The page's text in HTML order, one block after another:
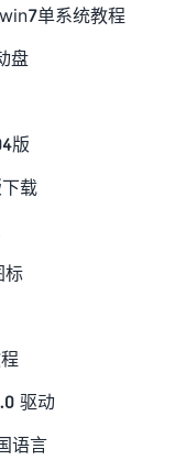
单系统教程
盘
版
载
标
驱动
语言